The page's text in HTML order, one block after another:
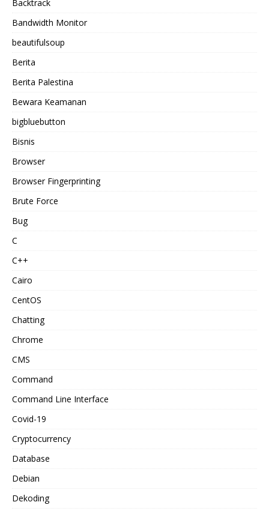
Backtrack
Bandwidth Monitor
beautifulsoup
Berita
Berita Palestina
Bewara Keamanan
bigbluebutton
Bisnis
Browser
Browser Fingerprinting
Brute Force
Bug
C
C++
Cairo
CentOS
Chatting
Chrome
CMS
Command
Command Line Interface
Covid-19
Cryptocurrency
Database
Debian
Dekoding